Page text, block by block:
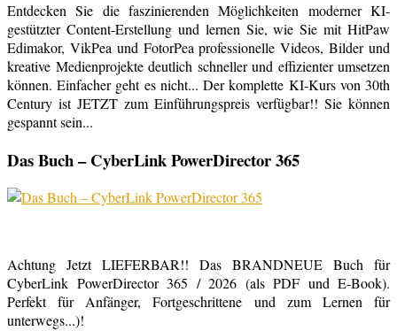
Entdecken Sie die faszinierenden Möglichkeiten moderner KI-
gestützter Content-Erstellung und lernen Sie, wie Sie mit HitPaw
Edimakor, VikPea und FotorPea professionelle Videos, Bilder und
kreative Medienprojekte deutlich schneller und effizienter umsetzen
können. Einfacher geht es nicht... Der komplette KI-Kurs von 30th
Century ist JETZT zum Einführungspreis verfügbar!! Sie können
gespannt sein...
Das Buch – CyberLink PowerDirector 365
Achtung Jetzt LIEFERBAR!! Das BRANDNEUE Buch für
CyberLink PowerDirector 365 / 2026 (als PDF und E-Book).
Perfekt für Anfänger, Fortgeschrittene und zum Lernen für
unterwegs...)!